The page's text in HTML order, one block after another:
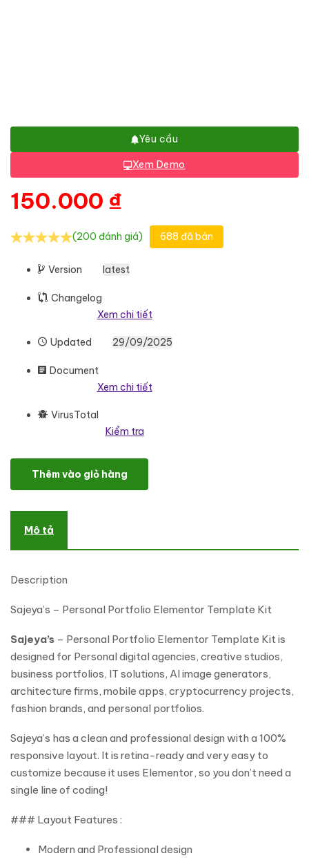
Yêu cầu
Xem Demo
150.000 ₫
(200 đánh giá) 688 đã bán
Version latest
Changelog
Xem chi tiết
Updated 29/09/2025
Document
Xem chi tiết
VirusTotal
Kiểm tra
Sajeya - Personal Portfolio Elementor Template Kit số lượng
Thêm vào giỏ hàng
Mô tả
Description
Sajeya’s – Personal Portfolio Elementor Template Kit
Sajeya’s – Personal Portfolio Elementor Template Kit is
designed for Personal digital agencies, creative studios,
business portfolios, IT solutions, AI image generators,
architecture firms, mobile apps, cryptocurrency projects,
fashion brands, and personal portfolios.
Sajeya’s has a clean and professional design with a 100%
responsive layout. It is retina-ready and very easy to
customize because it uses Elementor, so you don’t need a
single line of coding!
### Layout Features :
Modern and Professional design